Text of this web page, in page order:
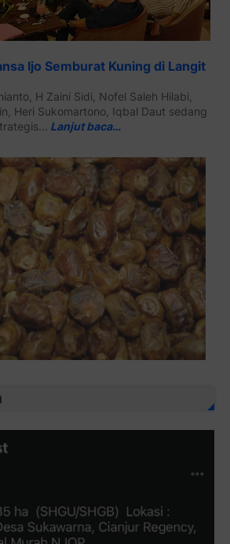
Ijo Semburat Kuning di Langit
H Zaini Sidi, Nofel Saleh Hilabi,
Heri Sukomartono, Iqbal Daut sedang
Lanjut baca…